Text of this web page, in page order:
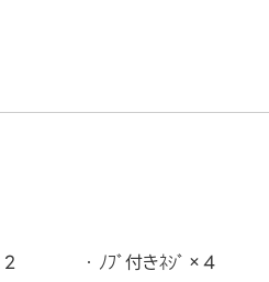
ﾉﾌﾞ付きﾈｼﾞ×4